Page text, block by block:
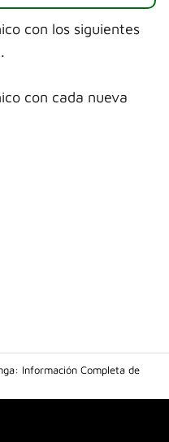
con los siguientes
con cada nueva
Información Completa de